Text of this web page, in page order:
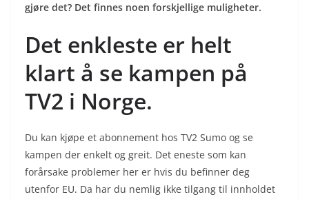
gjøre det? Det finnes noen forskjellige muligheter.
Det enkleste er helt
klart å se kampen på
TV2 i Norge.
Du kan kjøpe et abonnement hos TV2 Sumo og se
kampen der enkelt og greit. Det eneste som kan
forårsake problemer her er hvis du befinner deg
utenfor EU. Da har du nemlig ikke tilgang til innholdet